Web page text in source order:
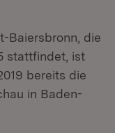
Baiersbronn, die
stattfindet, ist
bereits die
in Baden-